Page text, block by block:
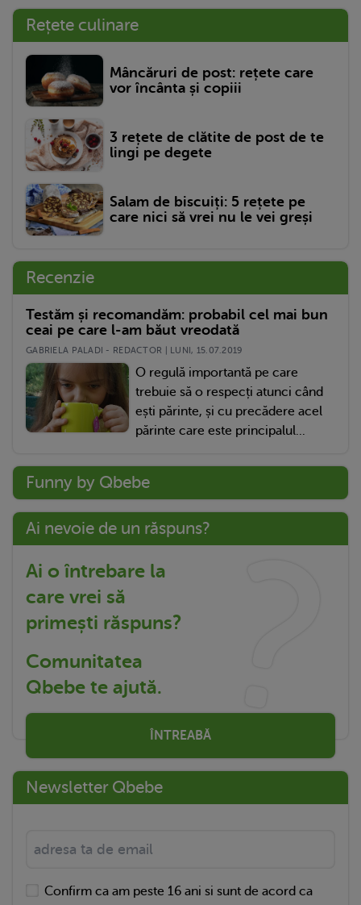
Rețete culinare
Mâncăruri de post: rețete care
vor încânta și copiii
3 rețete de clătite de post de te
lingi pe degete
Salam de biscuiți: 5 rețete pe
care nici să vrei nu le vei greși
Recenzie
Testăm și recomandăm: probabil cel mai bun
ceai pe care l-am băut vreodată
GABRIELA PALADI - REDACTOR | LUNI, 15.07.2019
O regulă importantă pe care
trebuie să o respecți atunci când
ești părinte, și cu precădere acel
părinte care este principalul...
Funny by Qbebe
Ai nevoie de un răspuns?
Ai o întrebare la
care vrei să
primești răspuns?
Comunitatea
Qbebe te ajută.
ÎNTREABĂ
Newsletter Qbebe
Confirm ca am peste 16 ani si sunt de acord ca